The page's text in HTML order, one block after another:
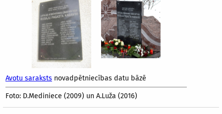
Avotu saraksts novadpētniecības datu bāzē
Foto: D.Mediniece (2009) un A.Luža (2016)